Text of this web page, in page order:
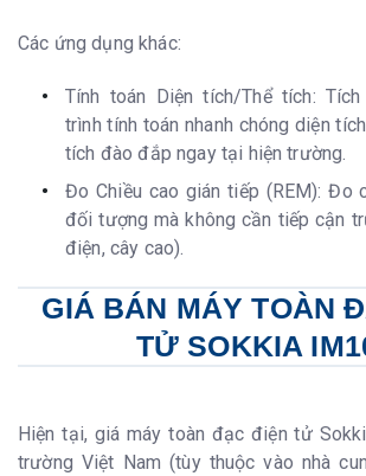
Các ứng dụng khác:
Tính toán Diện tích/Thể tích:
trình tính toán nhanh chóng diện
tích đào đắp ngay tại hiện trường.
Đo Chiều cao gián tiếp (REM): Đo
đối tượng mà không cần tiếp cận
điện, cây cao).
GIÁ BÁN MÁY TOÀN
TỬ SOKKIA
Hiện tại, giá máy toàn đạc điện tử
trường Việt Nam (tùy thuộc vào nhà